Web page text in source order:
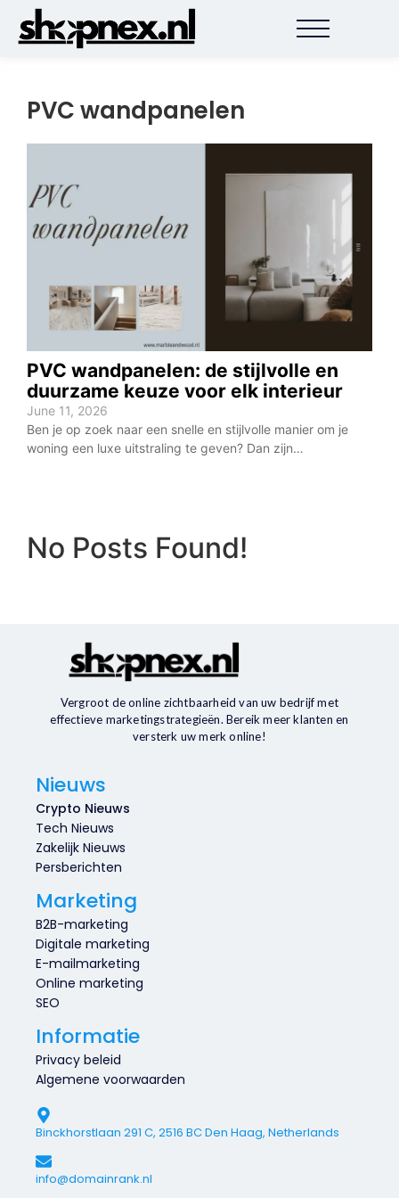
PVC wandpanelen
PVC wandpanelen: de stijlvolle en
duurzame keuze voor elk interieur
June 11, 2026
Ben je op zoek naar een snelle en stijlvolle manier om je
woning een luxe uitstraling te geven? Dan zijn…
No Posts Found!
Vergroot de online zichtbaarheid van uw bedrijf met
effectieve marketingstrategieën. Bereik meer klanten en
versterk uw merk online!
Nieuws
Crypto Nieuws
Tech Nieuws
Zakelijk Nieuws
Persberichten
Marketing
B2B-marketing
Digitale marketing
E-mailmarketing
Online marketing
SEO
Informatie
Privacy beleid
Algemene voorwaarden
Binckhorstlaan 291 C, 2516 BC Den Haag, Netherlands
info@domainrank.nl